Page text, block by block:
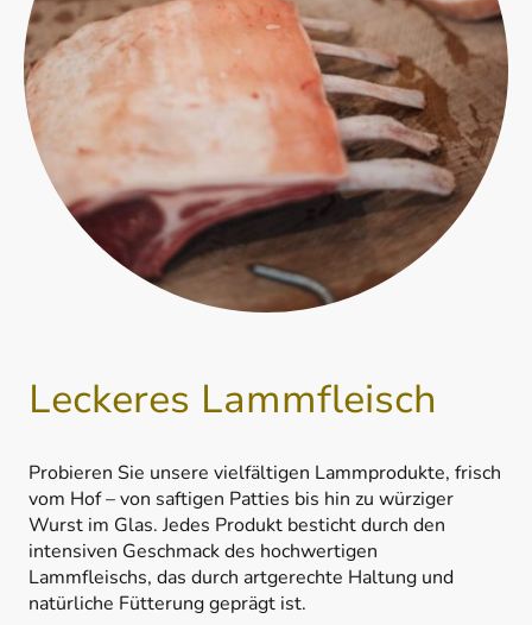
Leckeres Lammfleisch
Probieren Sie unsere vielfältigen Lammprodukte, frisch
vom Hof – von saftigen Patties bis hin zu würziger
Wurst im Glas. Jedes Produkt besticht durch den
intensiven Geschmack des hochwertigen
Lammfleischs, das durch artgerechte Haltung und
natürliche Fütterung geprägt ist.